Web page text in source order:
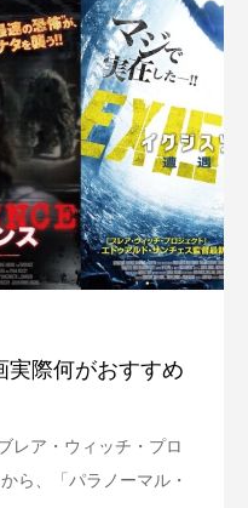
実際何がおすすめ
レア・ウィッチ・プロ
ら、「パラノーマル・